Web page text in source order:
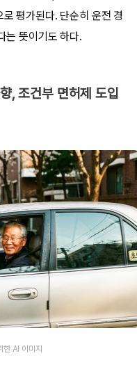
평가된다. 단순히 운전 경
는 뜻이기도 하다.
, 조건부 면허제 도입
한 AI 이미지